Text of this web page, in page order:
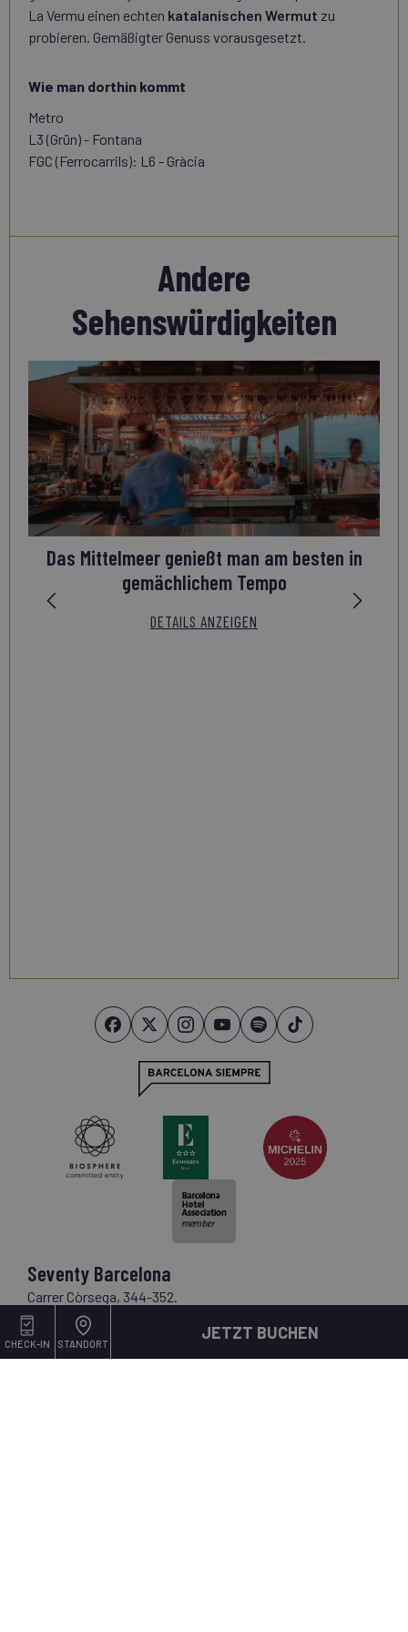
CHECK-IN STANDORT
JETZT BUCHEN
La Vermu einen echten katalanischen Wermut zu
probieren. Gemäßigter Genuss vorausgesetzt.
Wie man dorthin kommt
Metro
L3 (Grün) - Fontana
FGC (Ferrocarrils): L6 - Gràcia
Andere
Sehenswürdigkeiten
Das Mittelmeer genießt man am besten in
gemächlichem Tempo
DETAILS ANZEIGEN
Seventy Barcelona
Carrer Còrsega, 344-352.
08037 Barcelona, Spanien
Telefon: +34 930 121 270
E-mail:seventybarcelona@nnhotels.com